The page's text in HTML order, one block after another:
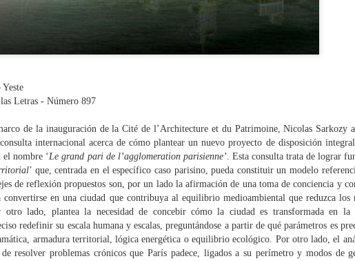
Letras - Número 897
de la inauguración de la Cité de l’Architecture et du Patrimoine, Nicolas Sarkozy
internacional acerca de cómo plantear un nuevo proyecto de disposición
el nombre ‘Le grand pari de l’agglomeration parisienne’. Esta consulta trata de lograr
’ que, centrada en el específico caso parisino, pueda constituir un modelo
de reflexión propuestos son, por un lado la afirmación de una toma de conciencia y
en una ciudad que contribuya al equilibrio medioambiental que reduzca los
otro lado, plantea la necesidad de concebir cómo la ciudad es transformada en
redefinir su escala humana y escalas, preguntándose a partir de qué parámetros es
armadura territorial, lógica energética o equilibrio ecológico. Por otro lado, el
resolver problemas crónicos que París padece, ligados a su perímetro y modos de
Victoria Camps es catedrática emérita de
en la UAB; actualmente es miembro del
Cataluña. Josep Lluís Mateo es arquitecto y
Zúrich.